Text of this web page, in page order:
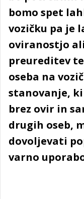
bomo spet
vozičku pa je
oviranostjo
preureditev
oseba na
stanovanje,
brez ovir in
drugih oseb,
dovoljevati
varno